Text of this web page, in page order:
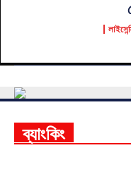
ব্যাংকিং